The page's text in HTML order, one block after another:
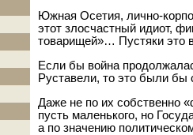
Южная Осетия, лично-
этот злосчастный идиот,
товарищей»… Пустяки это
Если бы война
Руставели, то это были
Даже не по их собственно
пусть маленького, но
а по значению